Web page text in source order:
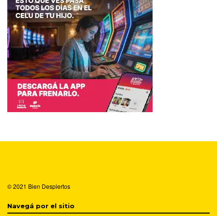
© 2021 Bien Despiertos
Navegá por el sitio